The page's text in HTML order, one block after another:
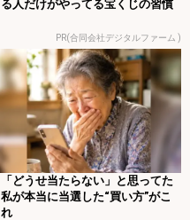
る人だけがやってる宝くじの習慣
PR(合同会社デジタルファーム )
「どうせ当たらない」と思ってた
私が本当に当選した“買い方”がこ
れ